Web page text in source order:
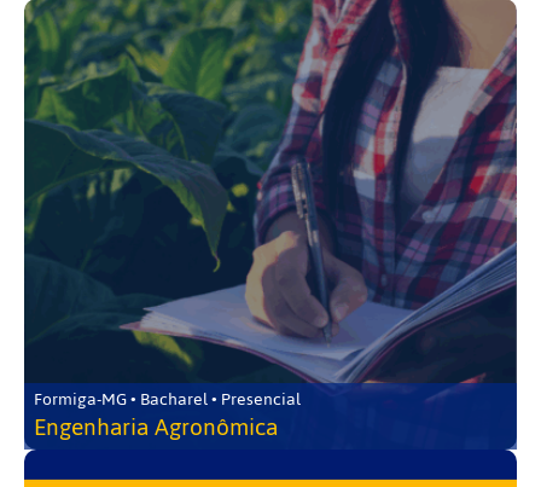
Formiga-MG • Bacharel • Presencial
Engenharia Agronômica